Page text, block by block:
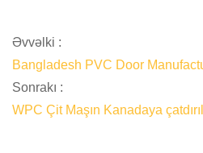
Əvvəlki :
Bangladesh PVC Door
Sonrakı :
WPC Çit Maşın Kanadaya